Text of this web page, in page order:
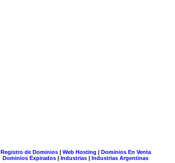
Registro de Dominios| Web Hosting | Dominios En Venta
Dominios Expirados | Industrias | Industrias Argentinas